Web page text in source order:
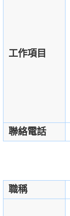
工作項目
聯絡電話
職稱